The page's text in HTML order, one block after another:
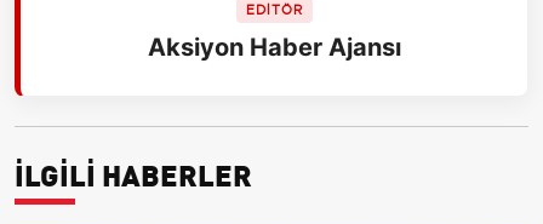
EDİTÖR
Aksiyon Haber Ajansı
İLGİLİ HABERLER